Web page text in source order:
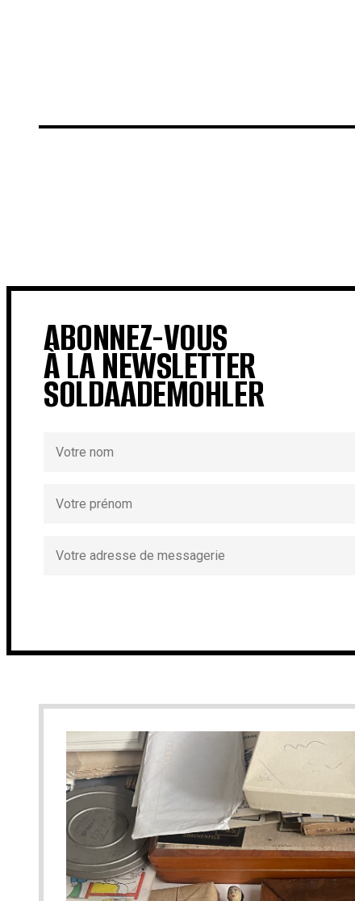
ABONNEZ-VOUS
À LA NEWSLETTER
SOLDAADEMOHLER